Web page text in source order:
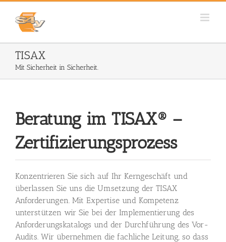
Zum
springen
TISAX
Mit Sicherheit in Sicherheit.
Beratung im TISAX® –
Zertifizierungsprozess
Konzentrieren Sie sich auf Ihr Kerngeschäft und
überlassen Sie uns die Umsetzung der TISAX
Anforderungen. Mit Expertise und Kompetenz
unterstützen wir Sie bei der Implementierung des
Anforderungskatalogs und der Durchführung des Vor-
Audits. Wir übernehmen die fachliche Leitung, so dass